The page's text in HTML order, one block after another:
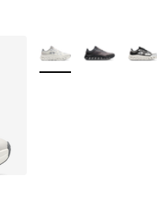
Plus de couleurs